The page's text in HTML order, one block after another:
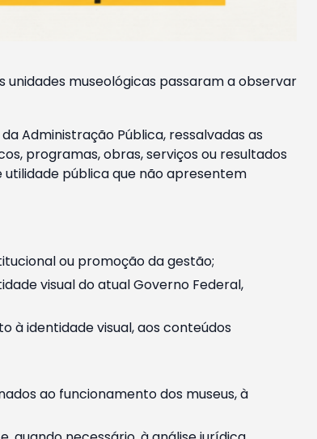
unidades museológicas passaram a observar
Administração Pública, ressalvadas as
programas, obras, serviços ou resultados
pública que não apresentem
ou promoção da gestão;
visual do atual Governo Federal,
à identidade visual, aos conteúdos
ao funcionamento dos museus, à